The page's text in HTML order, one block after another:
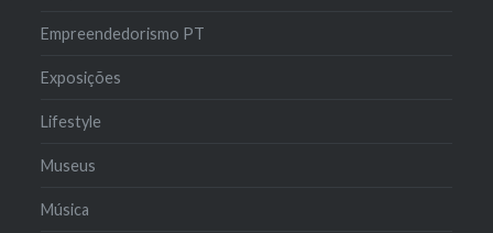
Empreendedorismo PT
Exposições
Lifestyle
Museus
Música